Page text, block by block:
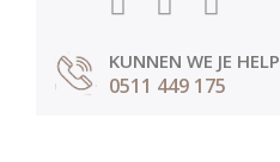
KUNNEN WE JE
0511 449 175